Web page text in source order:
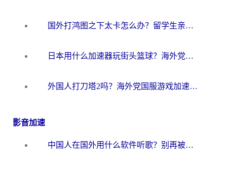
国外打鸿图之下太卡怎么办？留学生亲测有效的国服游戏加速方案
日本用什么加速器玩街头篮球？海外党国服游戏不卡顿的终极攻略
外国人打刀塔2吗？海外党国服游戏加速避坑全攻略
影音加速
中国人在国外用什么软件听歌？别再被地域限制卡脖子，这篇教你轻松解锁国内音乐库